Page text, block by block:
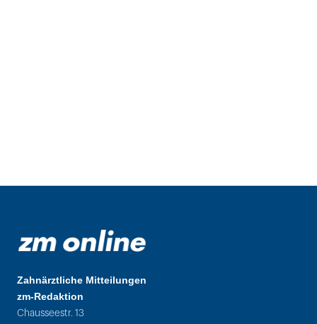
Zahnärztliche Mitteilungen
zm-Redaktion
Chausseestr. 13